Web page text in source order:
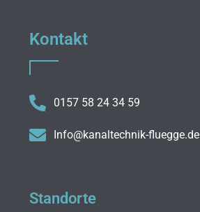
Kontakt
0157 58 24 34 59
Info@kanaltechnik-fluegge.de
Standorte